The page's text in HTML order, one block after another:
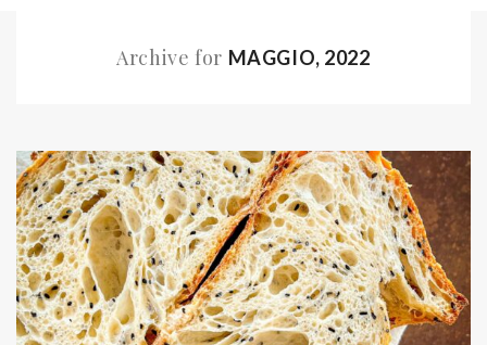
Archive for MAGGIO, 2022